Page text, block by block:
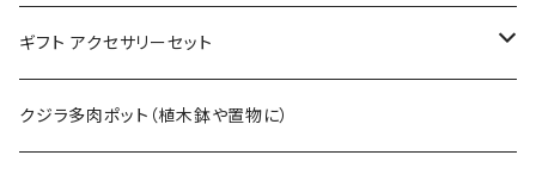
Mサイズ
Sサイズ
ギフト アクセサリーセット
flower
クジラ多肉ポット（植木鉢や置物に）